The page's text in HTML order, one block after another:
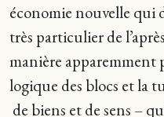
économie nouvelle qui
très particulier de
manière apparemment
logique des blocs et la
de biens et de sens –